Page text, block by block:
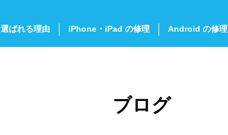
選ばれる理由 iPhone・iPad の修理 Android の修理
ブログ